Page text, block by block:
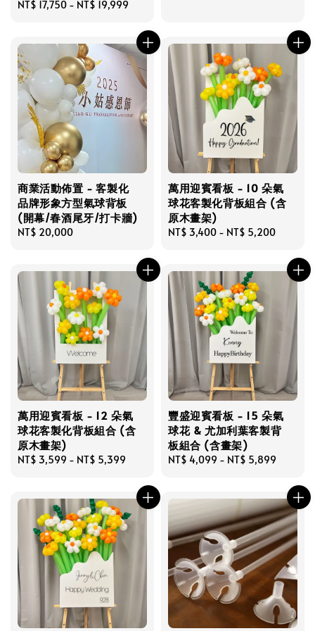
Regular
NT$ 17,750 - NT$ 19,999
商業活動佈置 - 客製化
品牌形象方型氣球背板
(開幕/春酒尾牙/打卡牆)
Regular
NT$ 20,000
萬用迎賓看板 - 10 朵氣
球花客製化背板組合 (含
原木畫架)
Regular
NT$ 3,400 - NT$ 5,200
萬用迎賓看板 - 12 朵氣
球花客製化背板組合 (含
原木畫架)
Regular
NT$ 3,599 - NT$ 5,399
豐盛迎賓看板 - 15 朵氣
球花 & 尤加利葉客製背
板組合 (含畫架)
Regular
NT$ 4,099 - NT$ 5,899